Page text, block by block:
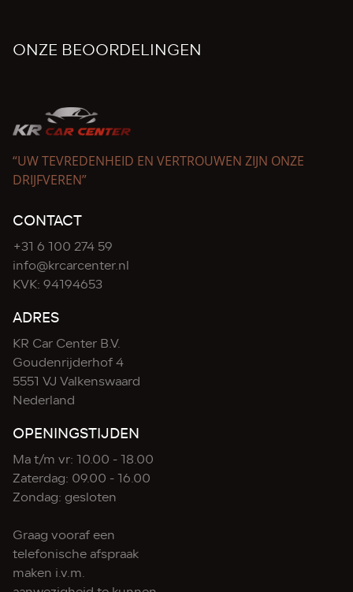
ONZE BEOORDELINGEN
“UW TEVREDENHEID EN VERTROUWEN ZIJN ONZE
DRIJFVEREN”
CONTACT
+31 6 100 274 59
info@krcarcenter.nl
KVK: 94194653
ADRES
KR Car Center B.V.
Goudenrijderhof 4
5551 VJ Valkenswaard
Nederland
OPENINGSTIJDEN
Ma t/m vr: 10.00 - 18.00
Zaterdag: 09.00 - 16.00
Zondag: gesloten
Graag vooraf een
telefonische afspraak
maken i.v.m.